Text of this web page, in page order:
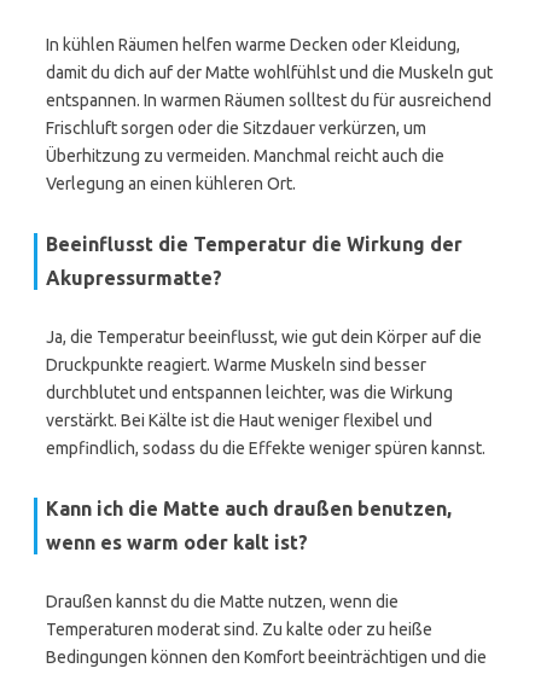
In kühlen Räumen helfen warme Decken oder Kleidung,
damit du dich auf der Matte wohlfühlst und die Muskeln gut
entspannen. In warmen Räumen solltest du für ausreichend
Frischluft sorgen oder die Sitzdauer verkürzen, um
Überhitzung zu vermeiden. Manchmal reicht auch die
Verlegung an einen kühleren Ort.
Beeinflusst die Temperatur die Wirkung der
Akupressurmatte?
Ja, die Temperatur beeinflusst, wie gut dein Körper auf die
Druckpunkte reagiert. Warme Muskeln sind besser
durchblutet und entspannen leichter, was die Wirkung
verstärkt. Bei Kälte ist die Haut weniger flexibel und
empfindlich, sodass du die Effekte weniger spüren kannst.
Kann ich die Matte auch draußen benutzen,
wenn es warm oder kalt ist?
Draußen kannst du die Matte nutzen, wenn die
Temperaturen moderat sind. Zu kalte oder zu heiße
Bedingungen können den Komfort beeinträchtigen und die